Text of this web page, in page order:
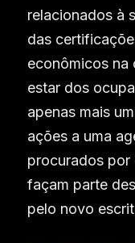
relacionados à
das
econômicos na
estar dos
apenas mais
ações a uma
procurados por
façam parte
pelo novo